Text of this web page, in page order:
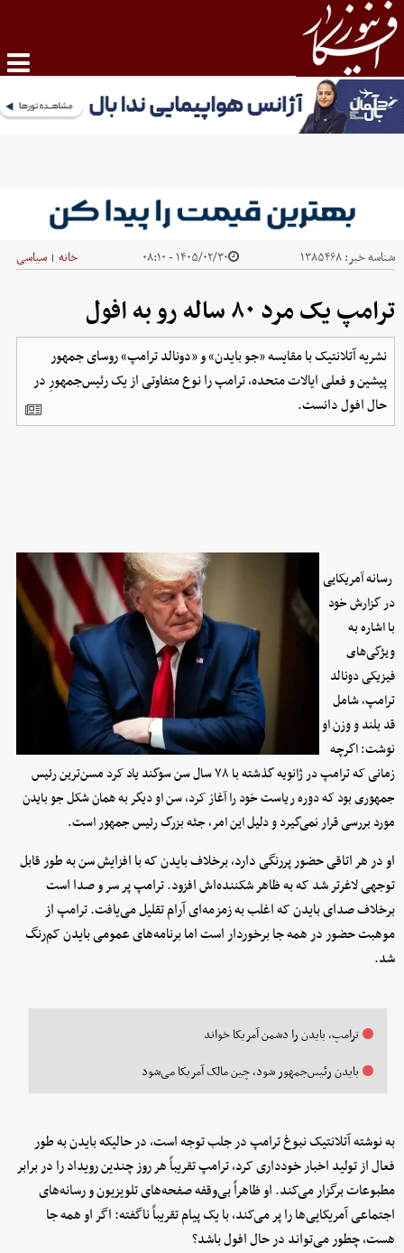
شناسه خبر:۱۳۸۵۴۶۸ ۱۴۰۵/۰۲/۳۰ - ۰۸:۱۰ خانه | سیاسی
ترامپ یک مرد ۸۰ ساله رو به افول
نشریه آتلانتیک با مقایسه «جو بایدن» و «دونالد ترامپ» روسای جمهور
پیشین و فعلی ایالات متحده، ترامپ را نوع متفاوتی از یک رئیس‌جمهورِ در
حال افول دانست.
رسانه آمریکایی
در گزارش خود
با اشاره به
ویژگی‌های
فیزیکی دونالد
ترامپ، شامل
قد بلند و وزن او
نوشت: اگرچه
زمانی که ترامپ در ژانویه گذشته با ۷۸ سال سن سوگند یاد کرد مسن‌ترین رئیس
جمهوری بود که دوره ریاست خود را آغاز کرد، سن او دیگر بههمان شکل جو بایدن
مورد بررسی قرار نمی‌گیرد و دلیل این امر، جثه بزرگ رئیس جمهور است.
او در هر اتاقی حضور پررنگی دارد، برخلاف بایدن که با افزایش سن به طور قابل
توجهی لاغرتر شد که به ظاهر شکننده‌اش افزود. ترامپ پر سر و صدا است
برخلاف صدای بایدن که اغلب به زمزمه‌ای آرام تقلیل می‌یافت. ترامپ از
موهبت حضور در همه جا برخوردار است اما برنامه‌های عمومی بایدن کم‌رنگ
شد.
ترامپ، بایدن را دشمن آمریکا خواند
بایدن رئیس‌جمهور شود، چین مالک آمریکا می‌شود
به نوشته آتلانتیک نبوغ ترامپ در جلب توجه است، در حالیکه بایدن به طور
فعال از تولید اخبار خودداری کرد، ترامپ تقریباً هر روز چندین رویداد را در برابر
مطبوعات برگزار می‌کند. او ظاهراً بی‌وقفه صفحه‌های تلویزیون و رسانه‌های
اجتماعی آمریکایی‌ها را پر می‌کند، با یک پیام تقریباً ناگفته: اگر او همه جا
هست، چطور می‌تواند در حال افول باشد؟